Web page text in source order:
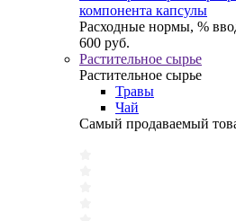
компонента капсулы
Расходные нормы, %
600 руб.
Растительное сырье
Растительное сырье
Травы
Чай
Самый продаваемый